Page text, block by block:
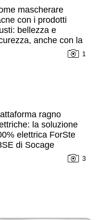
mascherare
con i prodotti
bellezza e
anche con la
1
ragno
la soluzione
elettrica ForSte
di Socage
3